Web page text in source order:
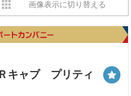
画像表示に切り替える
キャブ プリティ